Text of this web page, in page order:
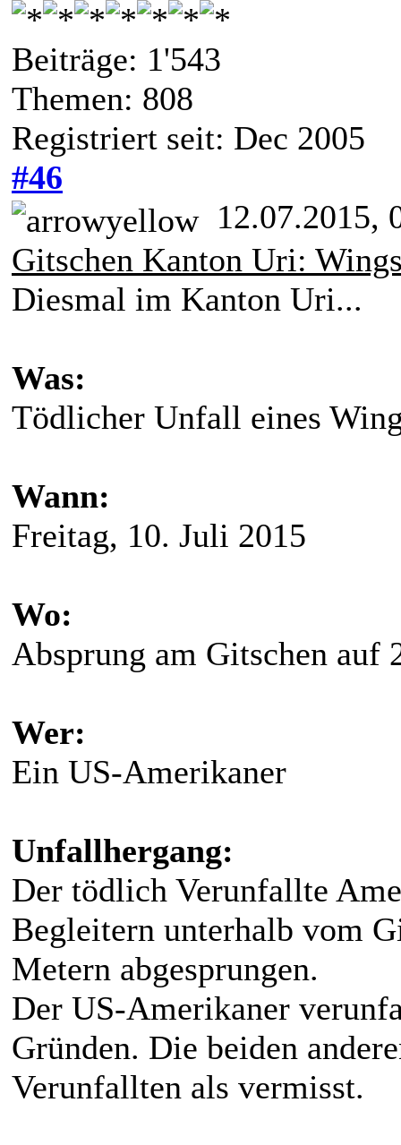
Beiträge: 1'543
Themen: 808
Registriert seit: Dec 2005
#46
12.07.2015,
Gitschen Kanton Uri:
Diesmal im Kanton Uri...
Was:
Tödlicher Unfall eines
Wann:
Freitag, 10. Juli 2015
Wo:
Absprung am Gitschen
Wer:
Ein US-Amerikaner
Unfallhergang:
Der tödlich Verunfallte
Begleitern unterhalb vom
Metern abgesprungen.
Der US-Amerikaner
Gründen. Die beiden
Verunfallten als vermisst.